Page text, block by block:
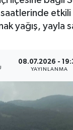
saatlerinde etkili
yağış, yayla
08.07.2026 -
YAYINLANMA